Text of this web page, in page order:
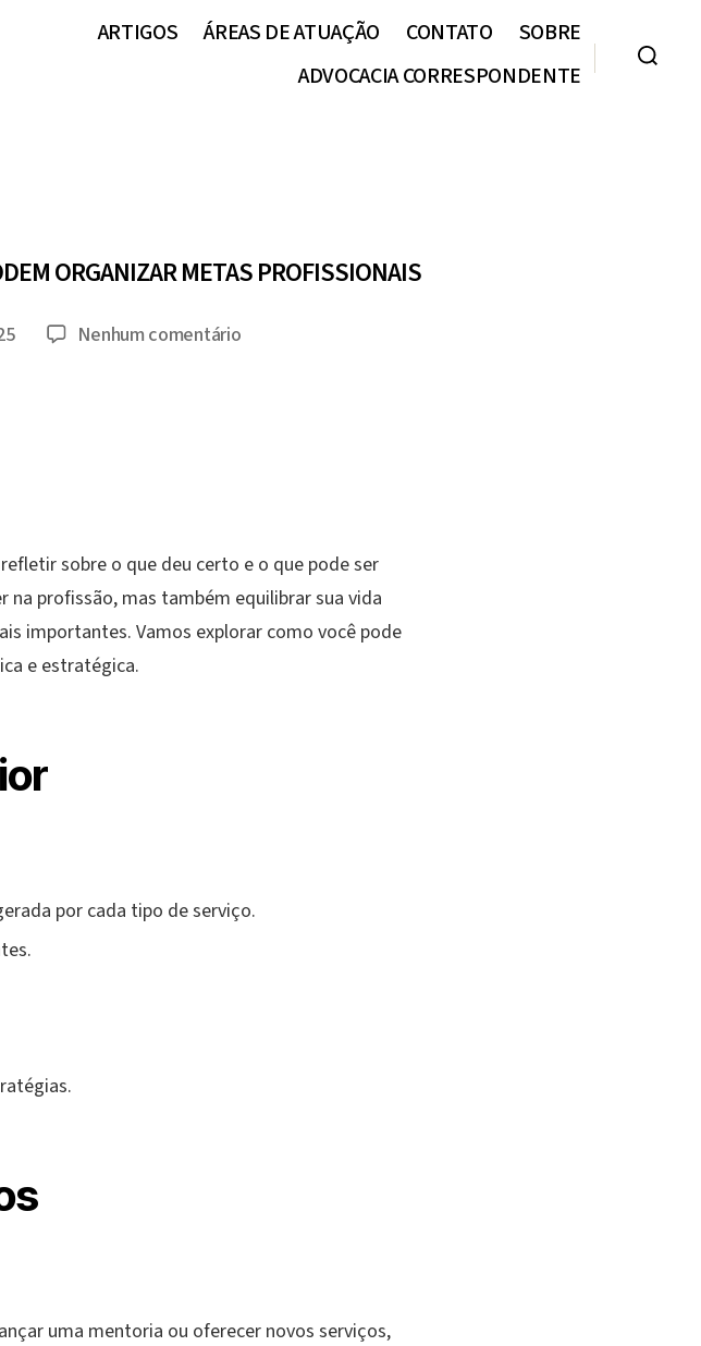
ARTIGOS ÁREAS DE ATUAÇÃO CONTATO
SOBRE
ADVOCACIA CORRESPONDENTE
ORGANIZAR METAS PROFISSIONAIS
Nenhum comentárioem
Profissionais
sobre o que deu certo e o que pode ser
na profissão, mas também equilibrar sua vida
importantes. Vamos explorar como você pode
e estratégica.
por cada tipo de serviço.
uma mentoria ou oferecer novos serviços,